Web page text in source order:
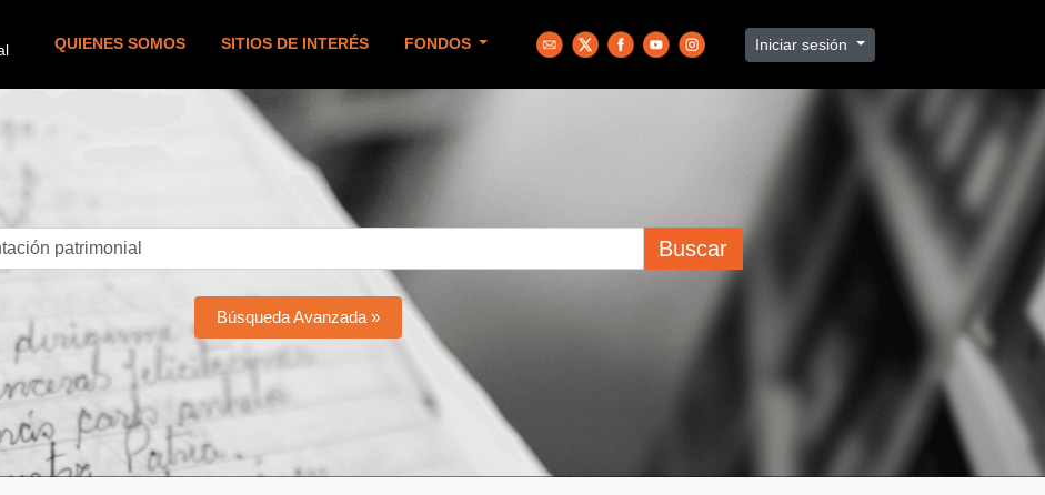
QUIENES SOMOS SITIOS DE INTERÉS FONDOS Iniciar sesión
Buscar
Búsqueda Avanzada »